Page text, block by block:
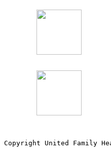
Copyright United Family